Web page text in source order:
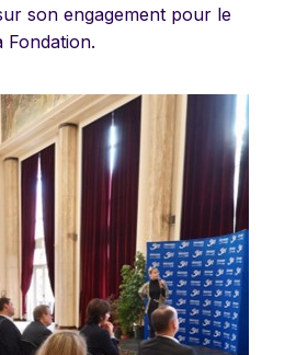
son engagement pour le